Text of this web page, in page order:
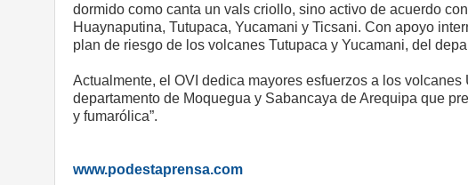
dormido como canta un vals criollo, sino activo de acuerdo
Huaynaputina, Tutupaca, Yucamani y Ticsani. Con apoyo
plan de riesgo de los volcanes Tutupaca y Yucamani, del
Actualmente, el OVI dedica mayores esfuerzos a los volcanes
departamento de Moquegua y Sabancaya de Arequipa que
y fumarólica”.
www.podestaprensa.com